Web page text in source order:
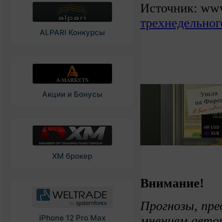
ALPARI Конкурсы
Акции и Бонусы
XM брокер
iPhone 12 Pro Max
Источник:
Внимание!
Прогнозы,